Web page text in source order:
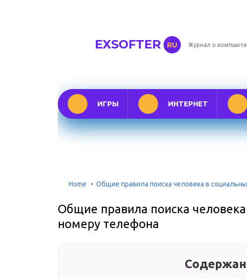
EXSOFTER RU Журнал о
ИГРЫ ИНТЕРНЕТ
Home Общие правила поиска человека в
Общие правила поиска
номеру телефона